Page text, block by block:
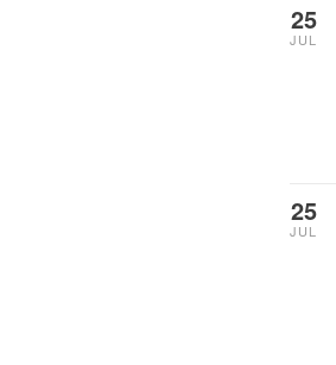
25
JUL
25
JUL